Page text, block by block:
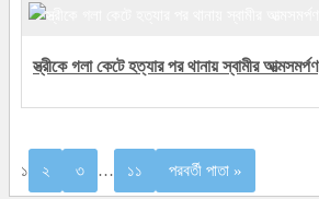
স্ত্রীকে গলা কেটে হত্যার পর থানায় স্বামীর আত্মসমর্পণ
১ ২ ৩ … ১১ পরবর্তী পাতা »